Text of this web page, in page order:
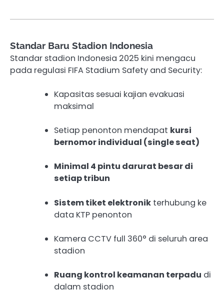
Standar Baru Stadion Indonesia
Standar stadion Indonesia 2025 kini mengacu
pada regulasi FIFA Stadium Safety and Security:
Kapasitas sesuai kajian evakuasi
maksimal
Setiap penonton mendapat kursi
bernomor individual (single seat)
Minimal 4 pintu darurat besar di
setiap tribun
Sistem tiket elektronik terhubung ke
data KTP penonton
Kamera CCTV full 360° di seluruh area
stadion
Ruang kontrol keamanan terpadu di
dalam stadion